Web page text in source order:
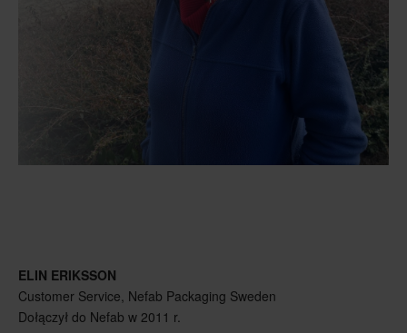
ELIN ERIKSSON
Customer Service, Nefab Packaging Sweden
Dołączył do Nefab w 2011 r.